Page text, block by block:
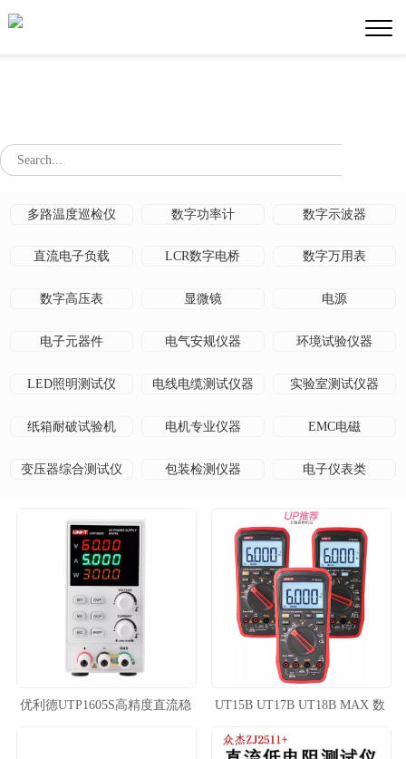
多路温度巡检仪 数字功率计 数字示波器
直流电子负载 LCR数字电桥 数字万用表
数字高压表 显微镜 电源
电子元器件 电气安规仪器 环境试验仪器
LED照明测试仪 电线电缆测试仪器 实验室测试仪器
纸箱耐破试验机 电机专业仪器 EMC电磁
变压器综合测试仪 包装检测仪器 电子仪表类
优利德UTP1605S高精度直流稳
UT15B UT17B UT18B MAX 数